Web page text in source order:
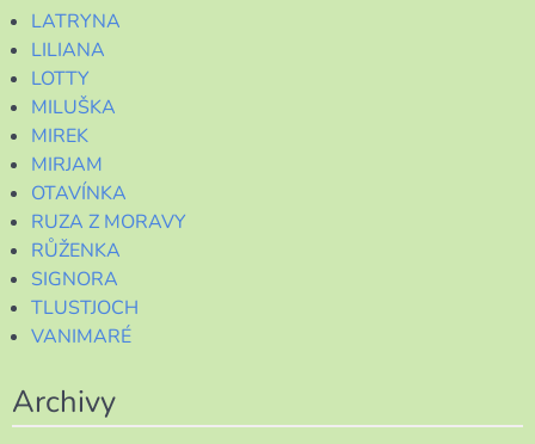
LATRYNA
LILIANA
LOTTY
MILUŠKA
MIREK
MIRJAM
OTAVÍNKA
RUZA Z MORAVY
RŮŽENKA
SIGNORA
TLUSTJOCH
VANIMARÉ
Archivy